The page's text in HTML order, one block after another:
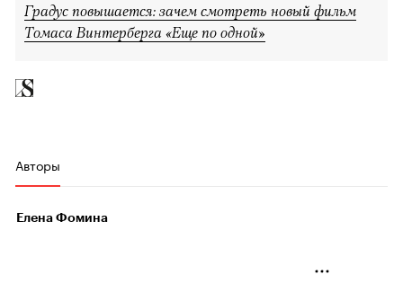
Градус повышается: зачем смотреть новый фильм
Томаса Винтерберга «Еще по одной»
Авторы
Елена Фомина